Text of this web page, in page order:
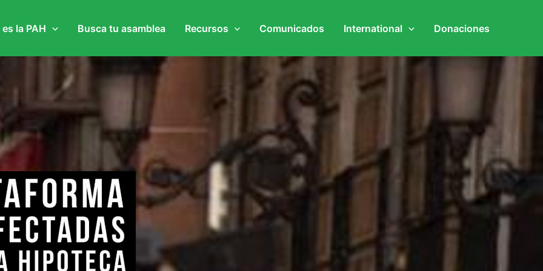
es la PAH Busca tu asamblea Recursos Comunicados International Donaciones